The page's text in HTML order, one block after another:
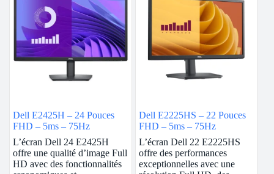
Dell E2425H – 24 Pouces
FHD – 5ms – 75Hz
L’écran Dell 24 E2425H
offre une qualité d’image Full
HD avec des fonctionnalités
Dell E2225HS – 22 Pouces
FHD – 5ms – 75Hz
L’écran Dell 22 E2225HS
offre des performances
exceptionnelles avec une